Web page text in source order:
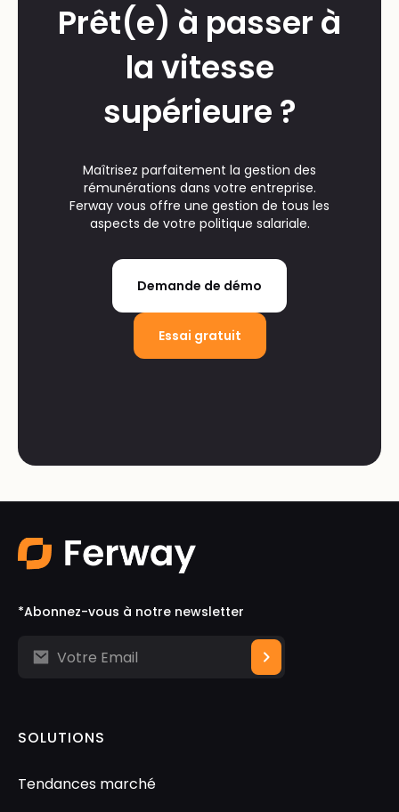
Prêt(e) à passer à
la vitesse
supérieure ?
Maîtrisez parfaitement la gestion des
rémunérations dans votre entreprise.
Ferway vous offre une gestion de tous les
aspects de votre politique salariale.
Demande de démo
Essai gratuit
SOLUTIONS
Tendances marché
*Abonnez-vous à notre newsletter